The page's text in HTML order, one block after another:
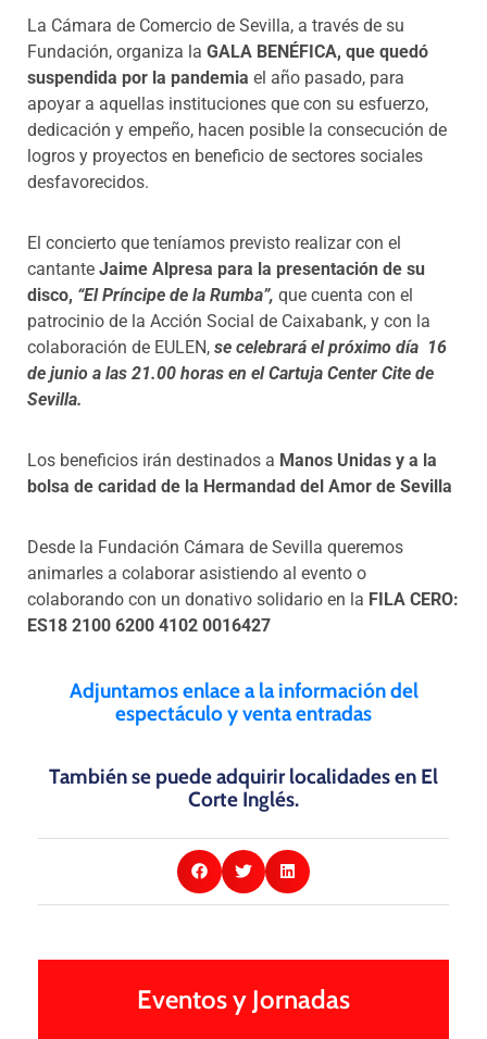
La Cámara de Comercio de Sevilla, a través de su
Fundación, organiza la GALA BENÉFICA, que quedó
suspendida por la pandemia el año pasado, para
apoyar a aquellas instituciones que con su esfuerzo,
dedicación y empeño, hacen posible la consecución de
logros y proyectos en beneficio de sectores sociales
desfavorecidos.
El concierto que teníamos previsto realizar con el
cantante Jaime Alpresa para la presentación de su
disco, “El Príncipe de la Rumba”, que cuenta con el
patrocinio de la Acción Social de Caixabank, y con la
colaboración de EULEN, se celebrará elpróximo día 16
de junio a las 21.00 horas en el Cartuja Center Cite de
Sevilla.
Los beneficios irán destinados a Manos Unidas y a la
bolsa de caridad de la Hermandad del Amor de Sevilla
Desde la Fundación Cámara de Sevilla queremos
animarles a colaborar asistiendo al evento o
colaborando con un donativo solidario en la FILA CERO:
ES18 2100 6200 4102 0016427
Adjuntamos enlace a la información del
espectáculo y venta entradas
También se puede adquirir localidades en El
Corte Inglés.
Eventos y Jornadas